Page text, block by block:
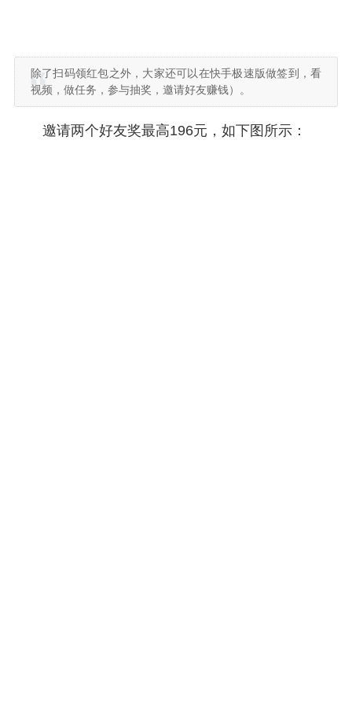
除了扫码领红包之外，大家还可以在快手极速版做签到，看
视频，做任务，参与抽奖，邀请好友赚钱）。
邀请两个好友奖最高196元，如下图所示：